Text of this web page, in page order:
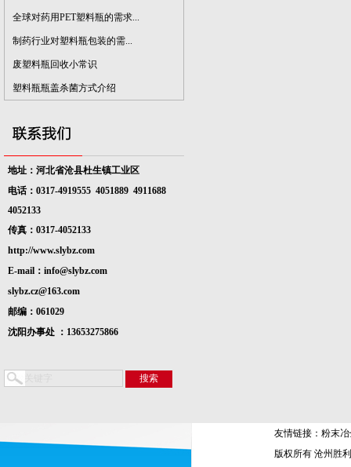
全球对药用PET塑料瓶的需求...
制药行业对塑料瓶包装的需...
废塑料瓶回收小常识
塑料瓶瓶盖杀菌方式介绍
地址：河北省沧县杜生镇工业区
电话：0317-4919555 4051889 4911688
4052133
传真：0317-4052133
http://www.slybz.com
E-mail：info@slybz.com
slybz.cz@163.com
邮编：061029
沈阳办事处 ：13653275866
友情链接： 粉末
版权所有 沧州胜